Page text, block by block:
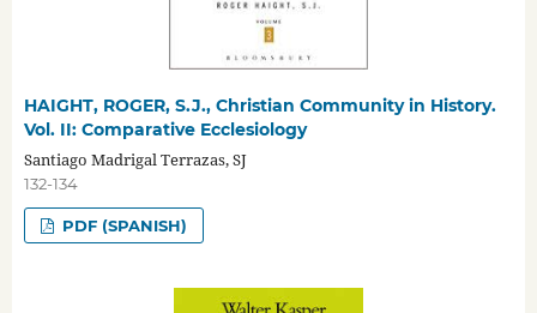
HAIGHT, ROGER, S.J., Christian Community in History.
Vol. II: Comparative Ecclesiology
Santiago Madrigal Terrazas, SJ
132-134
PDF (SPANISH)